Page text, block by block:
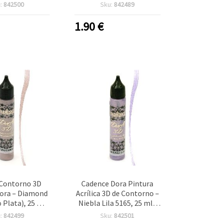
y Papel
842500
Multisuperficie para
Contornos y Relieves en
Sku: 842489
1.90€
3D
– Diamond
25 ml |
boquilla de
842499
Cadence Dora Pintura
Acrílica 3D de Contorno –
Niebla Lila 5165, 25 ml |
Liner de Relieve
Sku: 842501